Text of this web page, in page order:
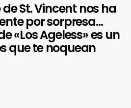
St. Vincent nos ha
por sorpresa…
«Los Ageless» es un
que te noquean